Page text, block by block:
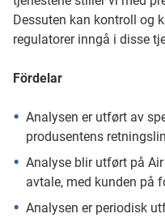
Dessuten kan kontroll og
regulatorer inngå i disse
Fördelar
Analysen er utført av
produsentens
Analyse blir utført på
avtale, med kunden på
Analysen er periodisk